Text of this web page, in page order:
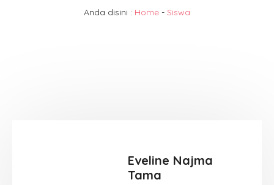
Anda disini : Home - Siswa
Eveline Najma
Tama